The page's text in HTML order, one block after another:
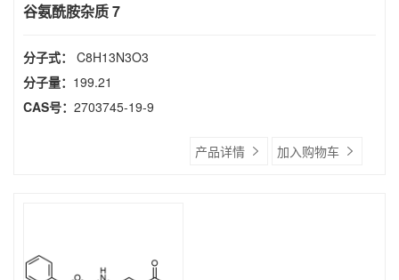
谷氨酰胺杂质 7
分子式： C8H13N3O3
分子量： 199.21
CAS号： 2703745-19-9
产品详情 加入购物车